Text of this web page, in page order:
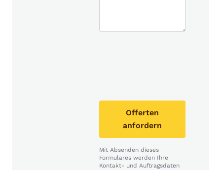
Offerten
anfordern
Mit Absenden dieses
Formulares werden Ihre
Kontakt- und Auftragsdaten